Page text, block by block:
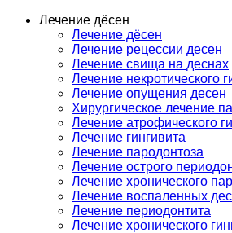
Лечение дёсен
Лечение дёсен
Лечение рецессии десен
Лечение свища на деснах
Лечение некротического
Лечение опущения десен
Хирургическое лечение
Лечение атрофического
Лечение гингивита
Лечение пародонтоза
Лечение острого
Лечение хронического
Лечение воспаленных
Лечение периодонтита
Лечение хронического